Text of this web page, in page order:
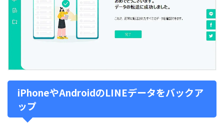
iPhoneやAndroidのLINEデータをバックア
ップ